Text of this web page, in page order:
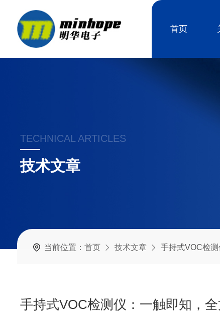
首页
TECHNICAL ARTICLES
技术文章
当前位置： 首页 技术文章 手持式VOC检
手持式VOC检测仪：一触即知，